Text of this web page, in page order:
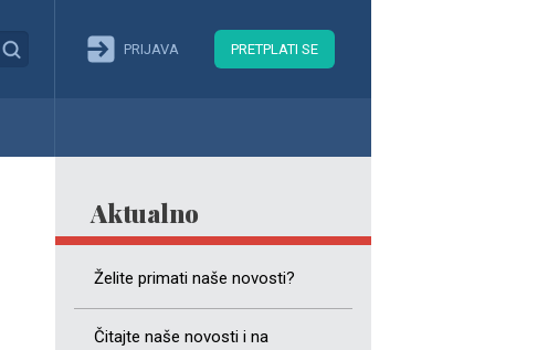
PRIJAVA PRETPLATI SE
Aktualno
Želite primati naše novosti?
Čitajte naše novosti i na